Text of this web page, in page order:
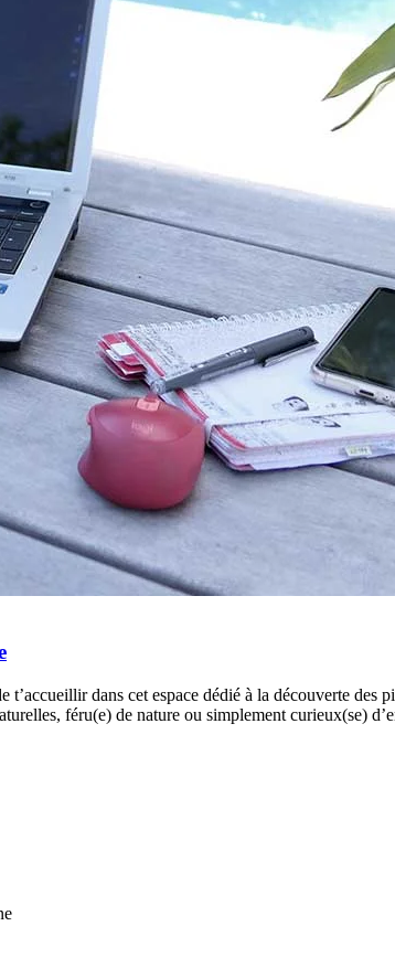
dans cet espace dédié à la découverte des
féru(e) de nature ou simplement curieux(se)